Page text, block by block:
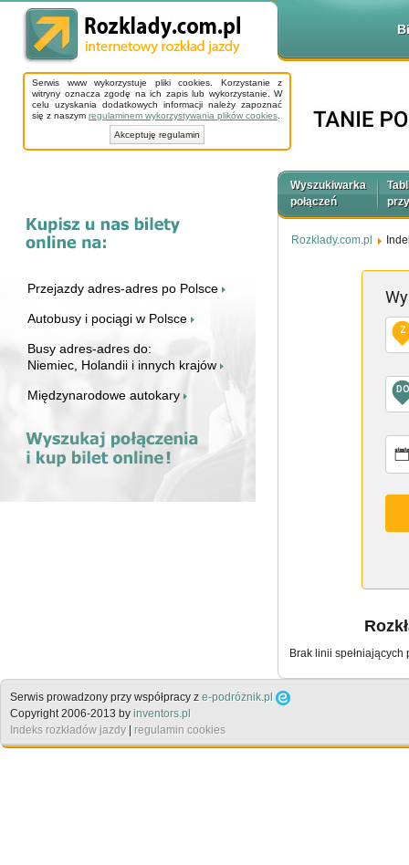
Serwis www wykorzystuje pliki cookies. Korzystanie z
witryny oznacza zgodę na ich zapis lub wykorzystanie. W
celu uzyskania dodatkowych informacji należy zapoznać
się z naszym regulaminem wykorzystywania plików cookies
Akceptuję regulamin
Przejazdy adres-adres po Polsce
Autobusy i pociągi w Polsce
Busy adres-adres do:
Niemiec, Holandii i innych krajów
Międzynarodowe autokary
Wyszukiwarka
połączeń
Rozklady.com.pl
Z
DO
Brak linii spełniających
Serwis prowadzony przy współpracy z e-podróżnik.pl
Copyright 2006-2013 by inventors.pl
Indeks rozkładów jazdy
regulamin cookies